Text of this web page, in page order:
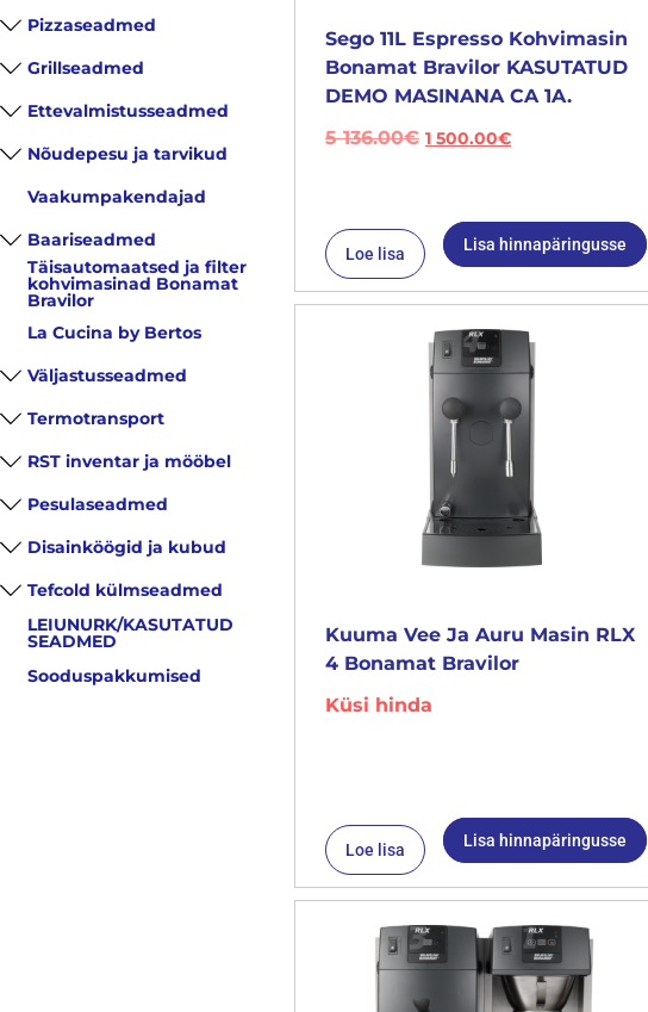
Pizzaseadmed
Grillseadmed
Ettevalmistusseadmed
Nõudepesu ja tarvikud
Vaakumpakendajad
Baariseadmed
Täisautomaatsed ja filter
kohvimasinad Bonamat
Bravilor
La Cucina by Bertos
Väljastusseadmed
Termotransport
RST inventar ja mööbel
Pesulaseadmed
Disainköögid ja kubud
Tefcold külmseadmed
LEIUNURK/KASUTATUD
SEADMED
Sooduspakkumised
Sego 11L Espresso Kohvimasin
Bonamat Bravilor KASUTATUD
DEMO MASINANA CA 1A.
5 136.00€ 1 500.00€
Loe lisa Lisa hinnapäringusse
Kuuma Vee Ja Auru Masin RLX
4 Bonamat Bravilor
Küsi hinda
Loe lisa Lisa hinnapäringusse